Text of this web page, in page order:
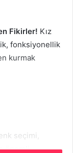
Fikirler! Kız
fonksiyonellik
kurmak
seçimi,
önemli